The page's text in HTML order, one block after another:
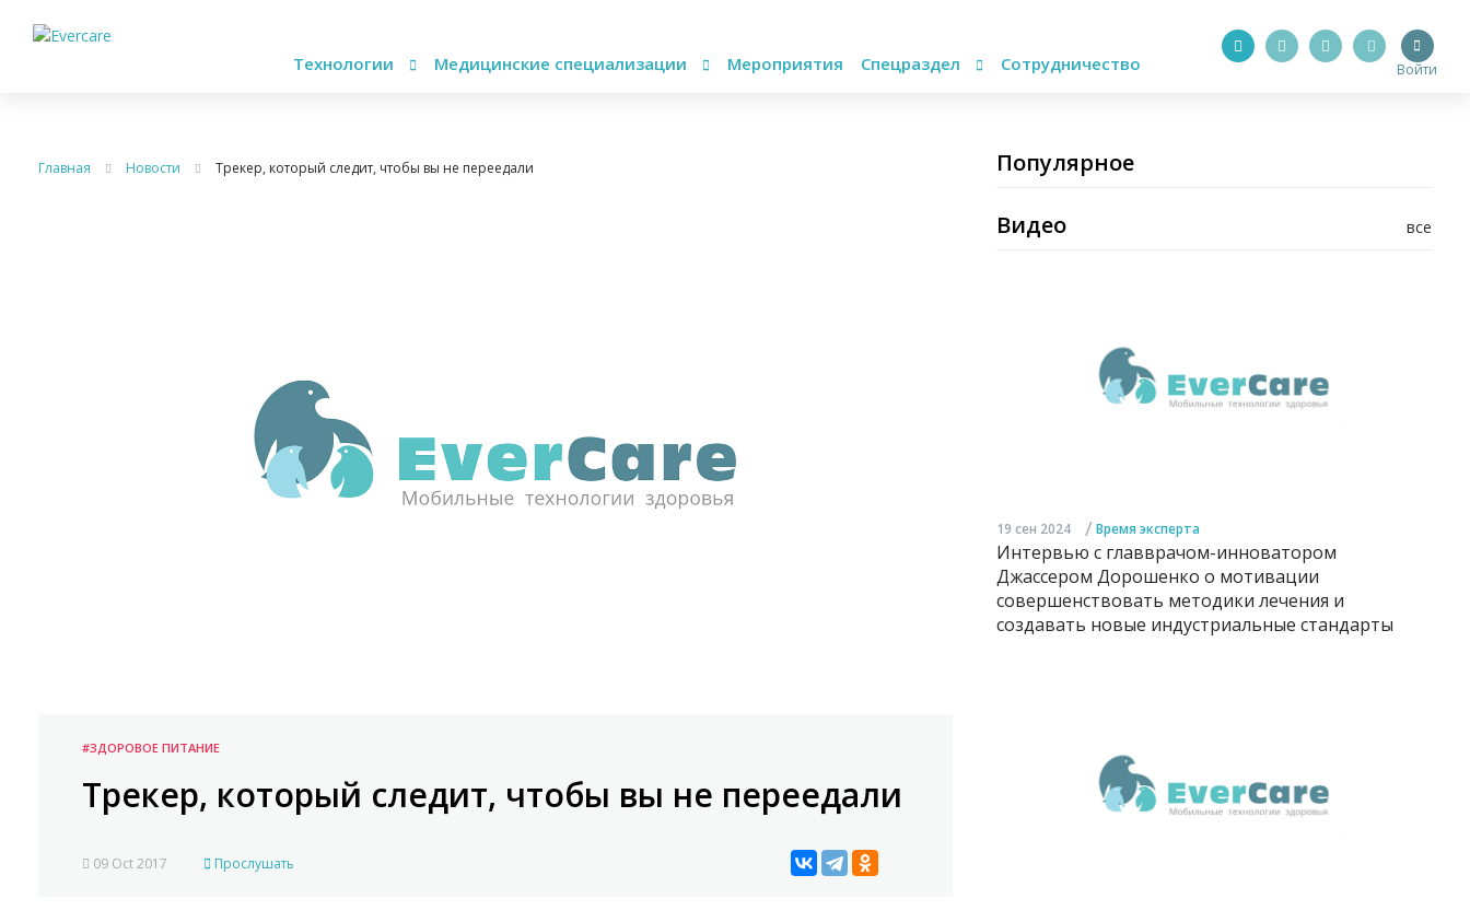
Технологии Медицинские специализации Мероприятия Спецраздел Сотрудничество Войти
Главная Новости Трекер, который следит, чтобы вы не переедали
#ЗДОРОВОЕ ПИТАНИЕ
Трекер, который следит, чтобы вы не переедали
09 Oct 2017 Прослушать
Популярное
все
Видео
19 сен 2024 / Время эксперта
Интервью с главврачом-инноватором
Джассером Дорошенко о мотивации
совершенствовать методики лечения и
создавать новые индустриальные стандарты